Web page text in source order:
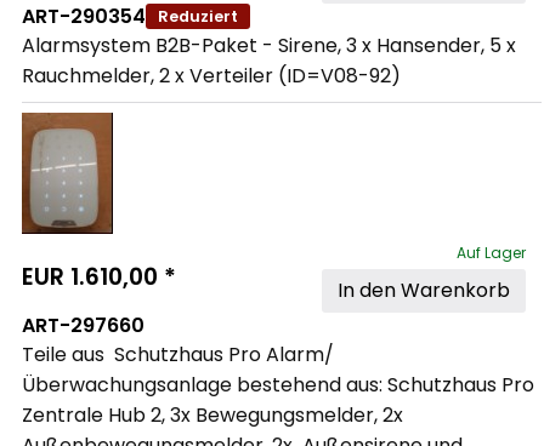
ART-290354 Reduziert
Alarmsystem B2B-Paket - Sirene, 3 x Hansender, 5 x
Rauchmelder, 2 x Verteiler (ID=V08-92)
ART-297660
Teile aus  Schutzhaus Pro Alarm/
Überwachungsanlage bestehend aus: Schutzhaus Pro
Zentrale Hub 2, 3x Bewegungsmelder, 2x
EUR 1.610,00 *
Auf Lager
In den Warenkorb